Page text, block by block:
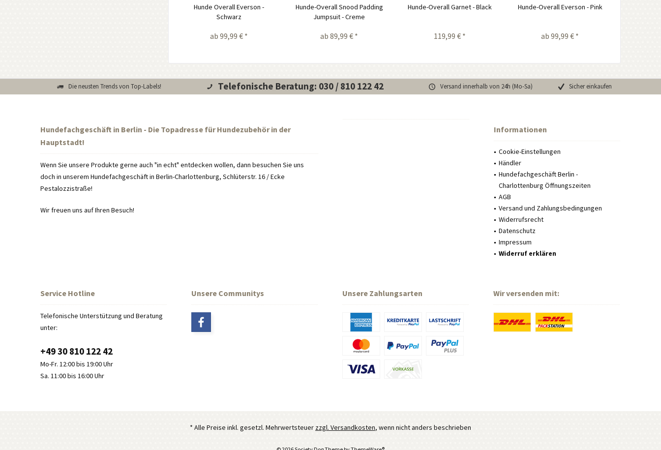
Hunde Overall Everson -
Schwarz
ab 99,99 € *
Hunde-Overall Snood Padding
Jumpsuit - Creme
ab 89,99 € *
Hunde-Overall Garnet - Black
119,99 € *
Hunde-Overall Everson - Pink
ab 99,99 € *
Die neusten Trends von Top-Labels! Telefonische Beratung: 030 / 810 122 42 Versand innerhalb von 24h (Mo-Sa) Sicher einkaufen
Hundefachgeschäft in Berlin - Die Topadresse für Hundezubehör in der
Hauptstadt!
Wenn Sie unsere Produkte gerne auch "in echt" entdecken wollen, dann besuchen Sie uns
doch in unserem Hundefachgeschäft in Berlin-Charlottenburg, Schlüterstr. 16 / Ecke
Pestalozzistraße!
Wir freuen uns auf Ihren Besuch!
Informationen
Cookie-Einstellungen
Händler
Hundefachgeschäft Berlin -
Charlottenburg Öffnungszeiten
AGB
Versand und Zahlungsbedingungen
Widerrufsrecht
Datenschutz
Impressum
Widerruf erklären
Service Hotline
Telefonische Unterstützung und Beratung
unter:
+49 30 810 122 42
Mo-Fr. 12:00 bis 19:00 Uhr
Sa. 11:00 bis 16:00 Uhr
Unsere Communitys Unsere Zahlungsarten Wir versenden mit:
* Alle Preise inkl. gesetzl. Mehrwertsteuer zzgl. Versandkosten, wenn nicht anders beschrieben